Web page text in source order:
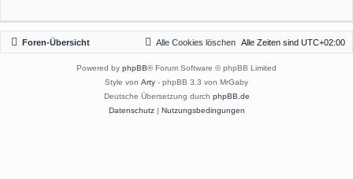
Foren-Übersicht Alle Zeiten sind UTC+02:00
Alle Cookies löschen
Powered by phpBB® Forum Software © phpBB Limited
Style von Arty - phpBB 3.3 von MrGaby
Deutsche Übersetzung durch phpBB.de
Datenschutz| Nutzungsbedingungen